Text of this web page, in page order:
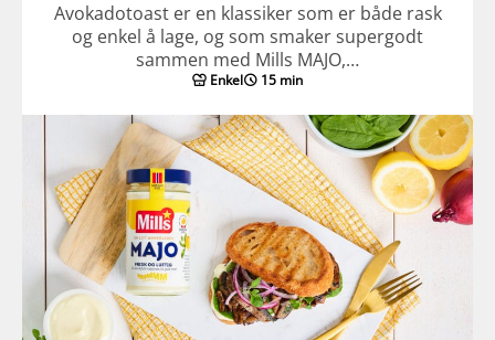
Avokadotoast er en klassiker som er både rask
og enkel å lage, og som smaker supergodt
sammen med Mills MAJO,…
Enkel 15 min